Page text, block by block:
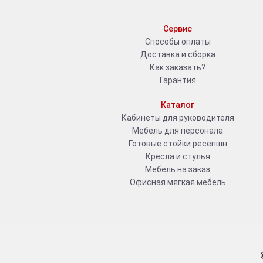
Сервис
Способы оплаты
Доставка и сборка
Как заказать?
Гарантия
Каталог
Кабинеты для руководителя
Мебель для персонала
Готовые стойки ресепшн
Кресла и стулья
Мебель на заказ
Офисная мягкая мебель